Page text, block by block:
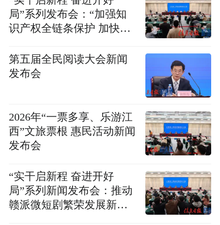
局”系列发布会：“加强知
识产权全链条保护 加快新
第五届全民阅读大会新闻
发布会
2026年“一票多享、乐游江
西”文旅票根 惠民活动新闻
发布会
“实干启新程 奋进开好
局”系列新闻发布会：推动
赣派微短剧繁荣发展新闻